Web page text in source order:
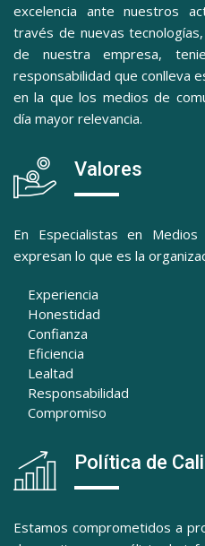
excelencia ante nuestros
través de nuevas
de nuestra empresa,
responsabilidad que conlleva
en la que los medios de
día mayor relevancia.
Valores
En Especialistas en
expresan lo que es la
Experiencia
Honestidad
Confianza
Eficiencia
Lealtad
Responsabilidad
Compromiso
Política de
Estamos comprometidos a